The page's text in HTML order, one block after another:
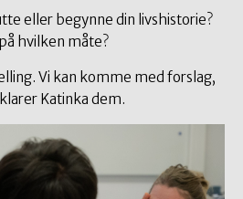
eller begynne din livshistorie?
hvilken måte?
Vi kan komme med forslag,
Katinka dem.